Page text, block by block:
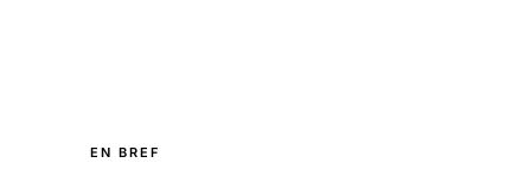
EN BREF